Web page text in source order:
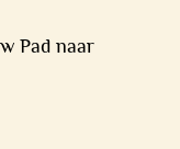
Pad naar